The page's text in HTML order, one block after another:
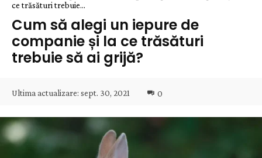
ce trăsături trebuie...
Cum să alegi un iepure de
companie și la ce trăsături
trebuie să ai grijă?
Ultima actualizare: sept. 30, 2021 0